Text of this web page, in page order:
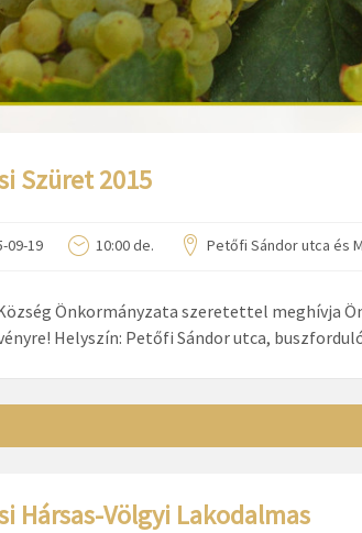
Szüret 2015
09-19 10:00 de. Petőfi Sándor utca és
Önkormányzata szeretettel meghívja
Helyszín: Petőfi Sándor utca,
Hársas-Völgyi Lakodalmas